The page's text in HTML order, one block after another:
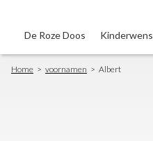
De Roze Doos Kinderwens
Breadcrumb
Home voornamen Albert